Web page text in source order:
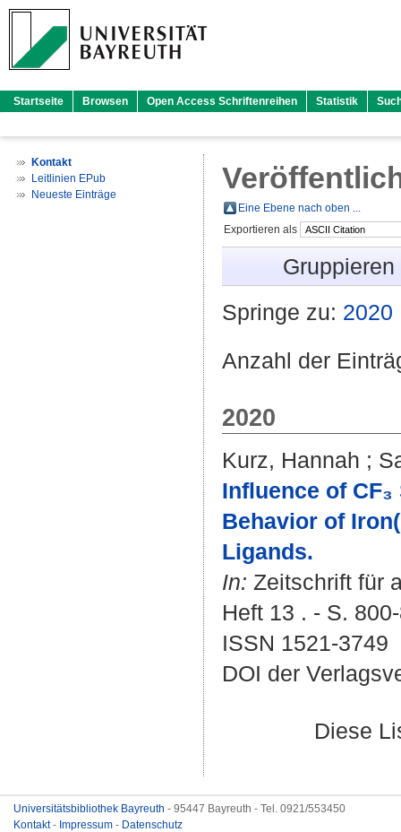
Startseite Browsen Open Access Schriftenreihen Statistik
Kontakt
Leitlinien EPub
Neueste Einträge
Eine Ebene nach oben ...
Exportieren als
Springe zu: 2020
Anzahl der
2020
Kurz, Hannah ;
Influence of
Behavior of
Ligands.
In: Zeitschrift für
Heft 13 . - S.
ISSN 1521-3749
DOI der
Diese
Universitätsbibliothek Bayreuth - 95447 Bayreuth - Tel. 0921/553450
Kontakt- Impressum - Datenschutz